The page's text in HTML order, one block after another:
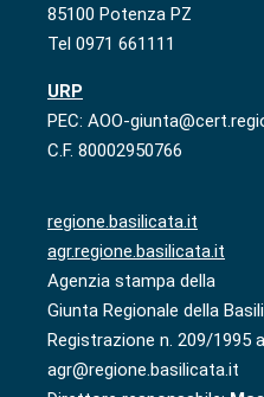
85100 Potenza PZ
Tel 0971 661111
URP
PEC: AOO-
C.F. 80002950766
regione.basilicata.it
agr.regione.basilicata.it
Agenzia stampa della
Giunta Regionale della
Registrazione n. 209/1995
agr@regione.basilicata.it